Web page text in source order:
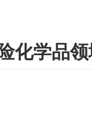
化学品